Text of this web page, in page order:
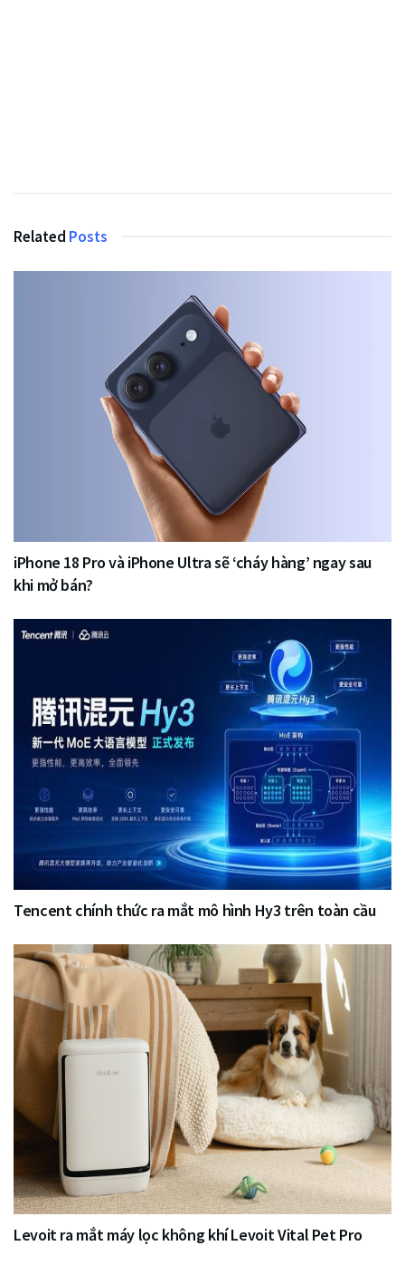
Related Posts
iPhone 18 Pro và iPhone Ultra sẽ ‘cháy hàng’ ngay sau
khi mở bán?
Tencent chính thức ra mắt mô hình Hy3 trên toàn cầu
Levoit ra mắt máy lọc không khí Levoit Vital Pet Pro